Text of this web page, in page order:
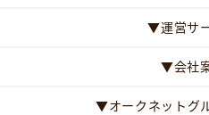
▼運営サ
▼会社
▼オークネットグ